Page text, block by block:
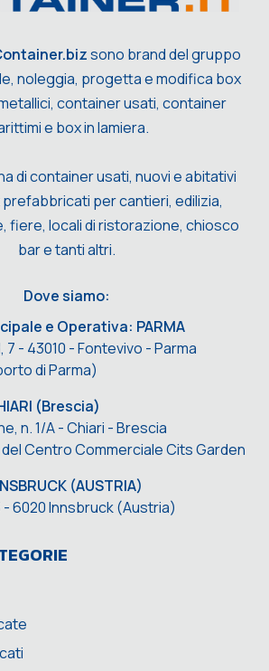
sono brand del gruppo
noleggia, progetta e modifica box
container usati, container
e box in lamiera.
di container usati, nuovi e abitativi
per cantieri, edilizia,
fiere, locali di ristorazione, chiosco
bar e tanti altri.
Dove siamo:
e Operativa: PARMA
7 - 43010 - Fontevivo - Parma
di Parma)
(Brescia)
n. 1/A - Chiari - Brescia
Centro Commerciale Cits Garden
(AUSTRIA)
- 6020 Innsbruck (Austria)